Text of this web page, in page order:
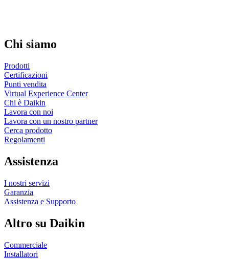
Chi siamo
Prodotti
Certificazioni
Punti vendita
Virtual Experience Center
Chi è Daikin
Lavora con noi
Lavora con un nostro partner
Cerca prodotto
Regolamenti
Assistenza
I nostri servizi
Garanzia
Assistenza e Supporto
Altro su Daikin
Commerciale
Installatori